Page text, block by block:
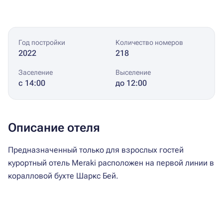
Год постройки
2022
Количество номеров
218
Заселение
с 14:00
Выселение
до 12:00
Описание отеля
Предназначенный только для взрослых гостей
курортный отель Meraki расположен на первой линии в
коралловой бухте Шаркс Бей.